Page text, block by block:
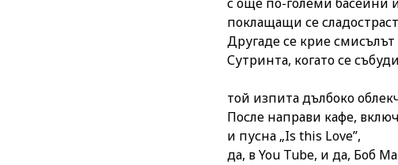
с още по-големи басейни
поклащащи се
Другаде се крие
Сутринта, когато се
той изпита дълбоко
После направи кафе,
и пусна „Is this Love”,
да, в You Tube, и да, Боб